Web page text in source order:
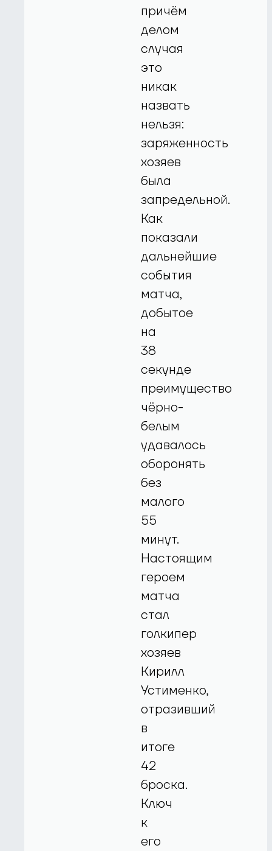
причём
делом
случая
это
никак
назвать
нельзя:
заряженность
хозяев
была
запредельной.
Как
показали
дальнейшие
события
матча,
добытое
на
38
секунде
преимущество
чёрно-
белым
удавалось
оборонять
без
малого
55
минут.
Настоящим
героем
матча
стал
голкипер
хозяев
Кирилл
Устименко,
отразивший
в
итоге
42
броска.
Ключ
к
его